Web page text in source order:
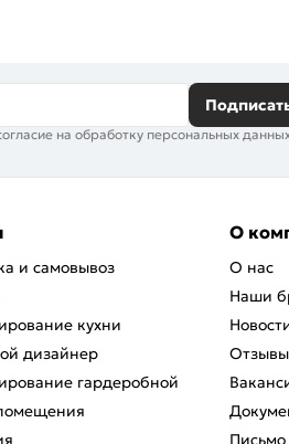
на обработку персональных
и самовывоз
кухни
дизайнер
гардеробной
О
О нас
Наши